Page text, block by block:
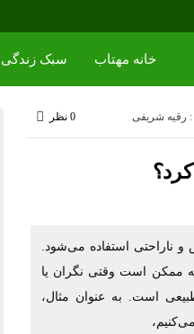
خانه مهتاب سبک زندگی
: رقیه شریفی 0 نظر
استفاده می‌شود.
است وقتی نگران یا
است. به عنوان مثال،